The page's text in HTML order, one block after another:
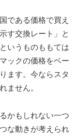
である価格で買え
す交換レート」と
いうものももては
ックの価格をベー
ます。今ならスタ
ません。
かもしれない一つ
な動きが考えられ